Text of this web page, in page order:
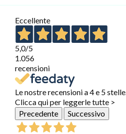
Eccellente
5,0/5
1.056
recensioni
Le nostre recensioni a 4 e 5 stelle.
Clicca qui per leggerle tutte >
Precedente
Successivo